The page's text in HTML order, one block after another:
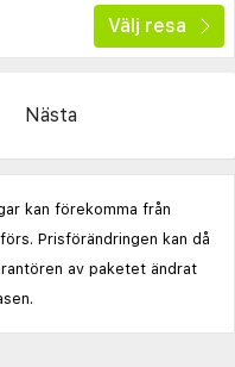
Välj resa
Nästa
kan förekomma från
Prisförändringen kan då
av paketet ändrat